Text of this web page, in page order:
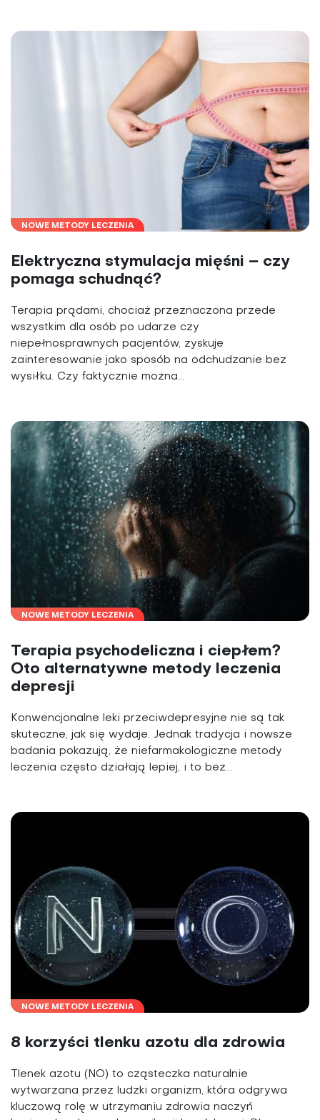
NOWE METODY LECZENIA
Elektryczna stymulacja mięśni – czy
pomaga schudnąć?
Terapia prądami, chociaż przeznaczona przede
wszystkim dla osób po udarze czy
niepełnosprawnych pacjentów, zyskuje
zainteresowanie jako sposób na odchudzanie bez
wysiłku. Czy faktycznie można...
NOWE METODY LECZENIA
Terapia psychodeliczna i ciepłem?
Oto alternatywne metody leczenia
depresji
Konwencjonalne leki przeciwdepresyjne nie są tak
skuteczne, jak się wydaje. Jednak tradycja i nowsze
badania pokazują, że niefarmakologiczne metody
leczenia często działają lepiej, i to bez...
NOWE METODY LECZENIA
8 korzyści tlenku azotu dla zdrowia
Tlenek azotu (NO) to cząsteczka naturalnie
wytwarzana przez ludzki organizm, która odgrywa
kluczową rolę w utrzymaniu zdrowia naczyń